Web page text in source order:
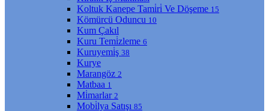
Koltuk Kanepe Tami̇ri̇ Ve Döşeme 15
Kömürcü Oduncu 10
Kum Çakıl
Kuru Temi̇zleme 6
Kuruyemi̇ş 38
Kurye
Marangöz 2
Matbaa 1
Mi̇marlar 2
Mobi̇lya Satışı 85